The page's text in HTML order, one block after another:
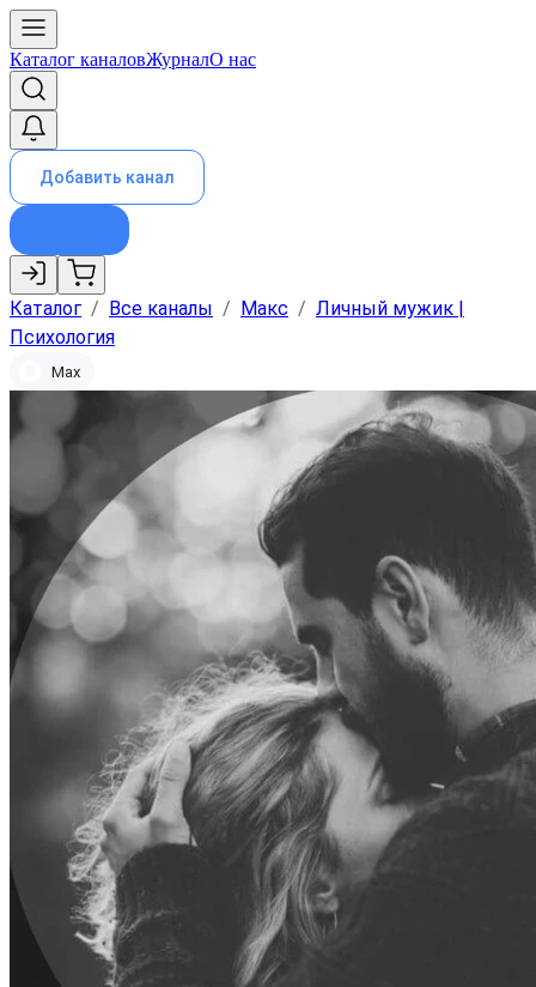
Каталог каналовЖурналО нас
Добавить канал
Каталог / Все каналы / Макс / Личный мужик |
Психология
Max